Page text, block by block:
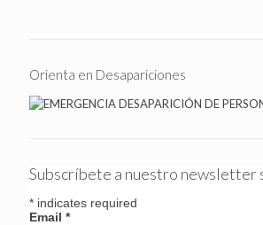
Orienta en Desapariciones
Subscríbete a nuestro newsletter
* indicates required
Email *